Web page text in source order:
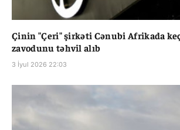
Çinin "Çeri" şirkəti Cənubi Afrikada
zavodunu təhvil alıb
3 İyul 2026 22:03